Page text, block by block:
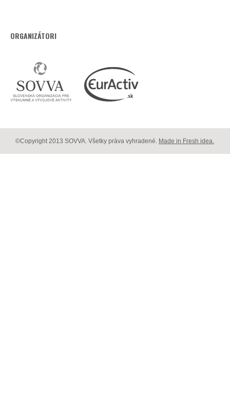
ORGANIZÁTORI
©Copyright 2013 SOVVA. Všetky práva vyhradené. Made in Fresh idea.